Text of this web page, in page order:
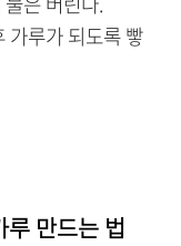
루가 되도록 빻
만드는 법